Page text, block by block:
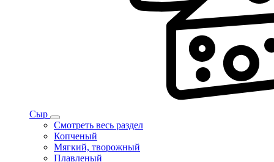
Сыр
Смотреть весь раздел
Копченый
Мягкий, творожный
Плавленый